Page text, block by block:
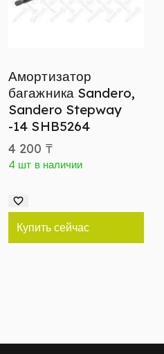
Амортизатор
багажника Sandero,
Sandero Stepway
-14 SHB5264
4 200 ₸
4 шт в наличии
Купить сейчас